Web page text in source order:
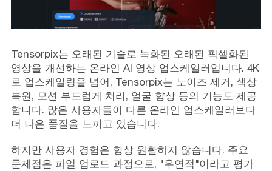
Tensorpix는 오래된 기술로 녹화된 오래된 픽셀화된
영상을 개선하는 온라인 AI 영상 업스케일러입니다. 4K
로 업스케일링을 넘어, Tensorpix는 노이즈 제거, 색상
복원, 모션 부드럽게 처리, 얼굴 향상 등의 기능도 제공
합니다. 많은 사용자들이 다른 온라인 업스케일러보다
더 나은 품질을 느끼고 있습니다.
하지만 사용자 경험은 항상 원활하지 않습니다. 주요
문제점은 파일 업로드 과정으로, "우연적"이라고 평가